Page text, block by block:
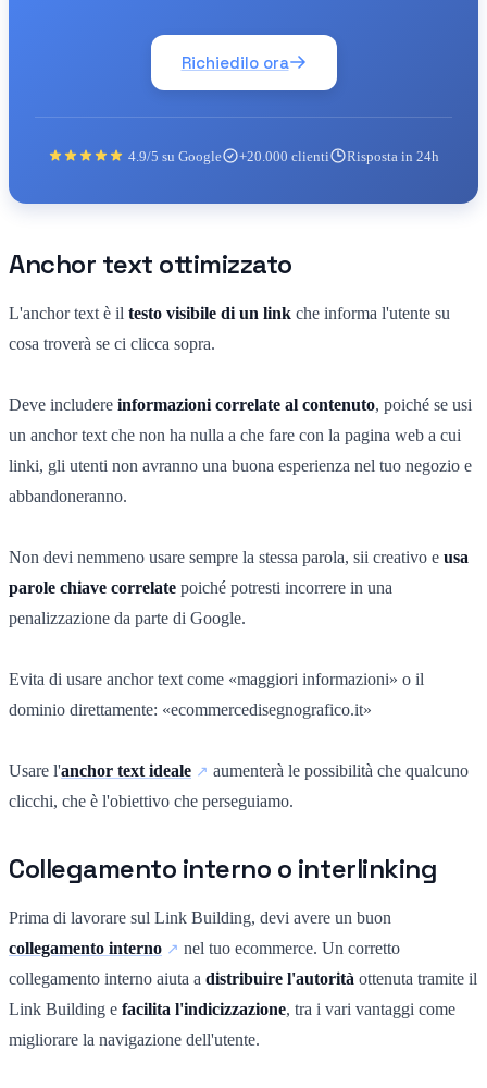
Richiedilo ora
4.9/5 su Google +20.000 clienti Risposta in 24h
Anchor text ottimizzato
L'anchor text è il testo visibile di un link che informa l'utente su
cosa troverà se ci clicca sopra.
Deve includere informazioni correlate al contenuto, poiché se usi
un anchor text che non ha nulla a che fare con la pagina web a cui
linki, gli utenti non avranno una buona esperienza nel tuo negozio e
abbandoneranno.
Non devi nemmeno usare sempre la stessa parola, sii creativo e usa
parole chiave correlate poiché potresti incorrere in una
penalizzazione da parte di Google.
Evita di usare anchor text come «maggiori informazioni» o il
dominio direttamente: «ecommercedisegnografico.it»
Usare l'anchor text ideale
aumenterà le possibilità che qualcuno
clicchi, che è l'obiettivo che perseguiamo.
Collegamento interno o interlinking
Prima di lavorare sul Link Building, devi avere un buon
collegamento interno
nel tuo ecommerce. Un corretto
collegamento interno aiuta a distribuire l'autorità ottenuta tramite il
Link Building e facilita l'indicizzazione, tra i vari vantaggi come
migliorare la navigazione dell'utente.